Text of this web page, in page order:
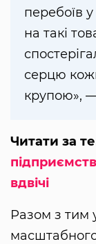
перебоїв
на такі
серцю
крупою»,
Читати за
вдвічі
Разом з тим